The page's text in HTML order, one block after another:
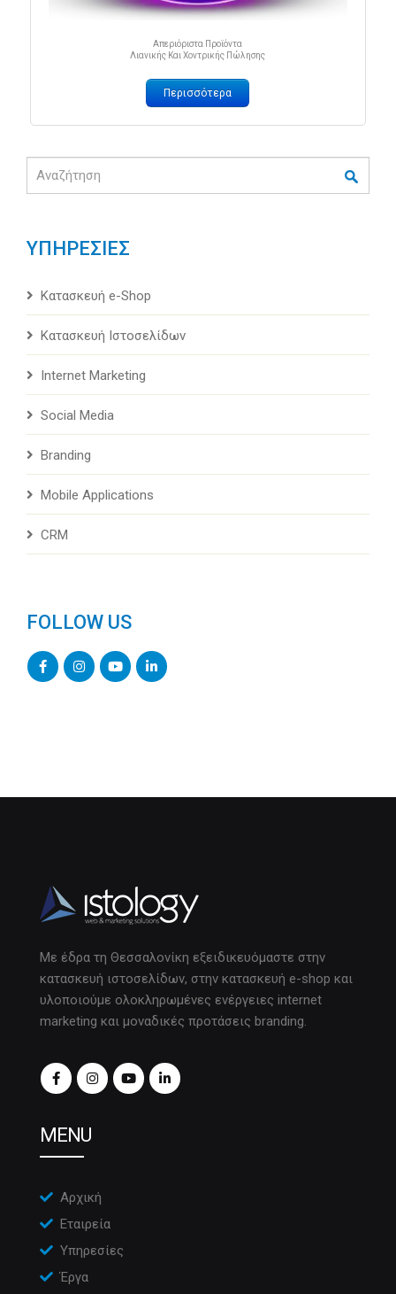
Απεριόριστα Προϊόντα
Λιανικής Και Χοντρικής Πώλησης
Περισσότερα
ΥΠΗΡΕΣΙΕΣ
Κατασκευή e-Shop
Κατασκευή Ιστοσελίδων
Internet Marketing
Social Media
Branding
Mobile Applications
CRM
FOLLOW US
Με έδρα τη Θεσσαλονίκη εξειδικευόμαστε στην
κατασκευή ιστοσελίδων, στην κατασκευή e-shop και
υλοποιούμε ολοκληρωμένες ενέργειες internet
marketing και μοναδικές προτάσεις branding.
MENU
Αρχική
Εταιρεία
Υπηρεσίες
Έργα